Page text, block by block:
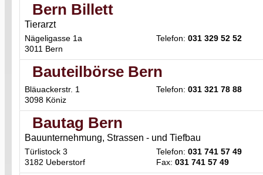
Bern Billett
Tierarzt
Nägeligasse 1a
3011 Bern
Telefon: 031 329 52 52
Bauteilbörse Bern
Bläuackerstr. 1
3098 Köniz
Telefon: 031 321 78 88
Bautag Bern
Bauunternehmung, Strassen - und Tiefbau
Türlistock 3
3182 Ueberstorf
Telefon: 031 741 57 49
Fax: 031 741 57 49